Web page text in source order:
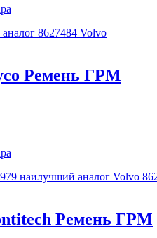
Ремень ГРМ
Ремень ГРМ